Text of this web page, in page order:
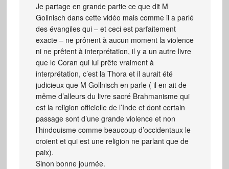
Je partage en grande partie ce que dit M
Gollnisch dans cette vidéo mais comme il a parlé
des évangiles qui – et ceci est parfaitement
exacte – ne prônent à aucun moment la violence
ni ne prêtent à interprétation, il y a un autre livre
que le Coran qui lui prête vraiment à
interprétation, c’est la Thora et il aurait été
judicieux que M Gollnisch en parle ( il en ait de
même d’alleurs du livre sacré Brahmanisme qui
est la religion officielle de l’Inde et dont certain
passage sont d’une grande violence et non
l’hindouisme comme beaucoup d’occidentaux le
croient et qui est une religion ne parlant que de
paix).
Sinon bonne journée.